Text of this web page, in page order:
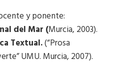
y ponente:
del Mar (Murcia, 2003).
Textual.(“Prosa
UMU. Murcia, 2007).